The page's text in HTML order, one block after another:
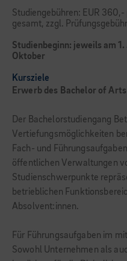
Studiengebühren: EUR
gesamt, zzgl.
Studienbeginn: jeweils am
Oktober
Kursziele
Erwerb des Bachelor of
Der Bachelorstudiengang
Vertiefungsmöglichkeiten
Fach- und
öffentlichen Verwaltungen
Studienschwerpunkte
betrieblichen
Absolvent:innen.
Für Führungsaufgaben im
Sowohl Unternehmen als